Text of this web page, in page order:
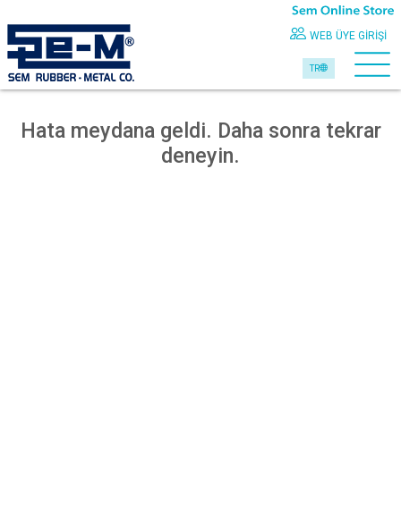
WEB ÜYE GIRIŞI
TR
Hata meydana geldi. Daha sonra tekrar
deneyin.